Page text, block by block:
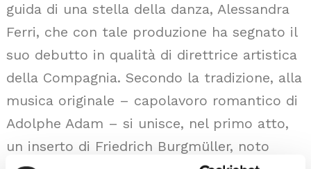
guida di una stella della danza, Alessandra
Ferri, che con tale produzione ha segnato il
suo debutto in qualità di direttrice artistica
della Compagnia. Secondo la tradizione, alla
musica originale – capolavoro romantico di
Adolphe Adam – si unisce, nel primo atto,
un inserto di Friedrich Burgmüller, noto